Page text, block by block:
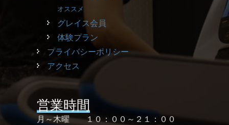
オススメ
グレイス会員
体験プラン
プライバシーポリシー
アクセス
営業時間
月～木曜 １０：００～２１：００